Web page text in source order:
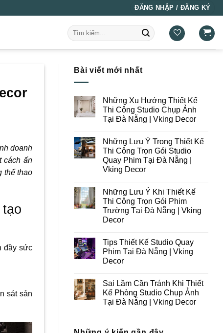
ĐĂNG NHẬP / ĐĂNG KÝ
Tìm
kiếm:
doanh
cách ấn
thể thao
đầy sức
sát sản
Bài viết mới nhất
Những Xu Hướng Thiết Kế
Thi Công Studio Chụp Ảnh
Tại Đà Nẵng | Vking Decor
bình
luận
ở
Những
Xu
Hướng
Thi
Công
Studio
Chụp
Ảnh
Tại
Vking
Decor
Những Lưu Ý Trong Thiết Kế
Thi Công Trọn Gói Studio
Quay Phim Tại Đà Nẵng |
Vking Decor
bình
luận
ở
Những
Lưu
Ý
Kế
Thi
Công
Trọn
Quay
Phim
Tại
Đà
Nẵng
Những Lưu Ý Khi Thiết Kế
Thi Công Trọn Gói Phim
Trường Tại Đà Nẵng | Vking
Decor
bình
luận
ở
Những
Khi
Thiết
Kế
Thi
Công
Trường
Tips Thiết Kế Studio Quay
Phim Tại Đà Nẵng | Vking
Decor
bình
luận
ở
Tips
Quay
Sai Lầm Cần Tránh Khi Thiết
Kế Phòng Studio Chụp Ảnh
Tại Đà Nẵng | Vking Decor
luận